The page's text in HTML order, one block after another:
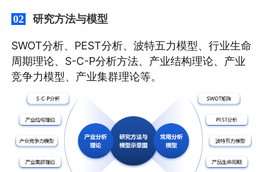
02 研究方法与模型
SWOT分析、PEST分析、波特五力模型、行业生命
周期理论、S-C-P分析方法、产业结构理论、产业
竞争力模型、产业集群理论等。